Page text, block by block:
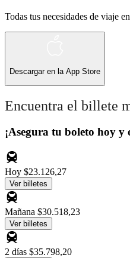
Todas tus necesidades de viaje
Descargar en la App Store
Encuentra el billete
¡Asegura tu boleto hoy y
Hoy $23.126,27
Ver billetes
Mañana $30.518,23
Ver billetes
2 días $35.798,20